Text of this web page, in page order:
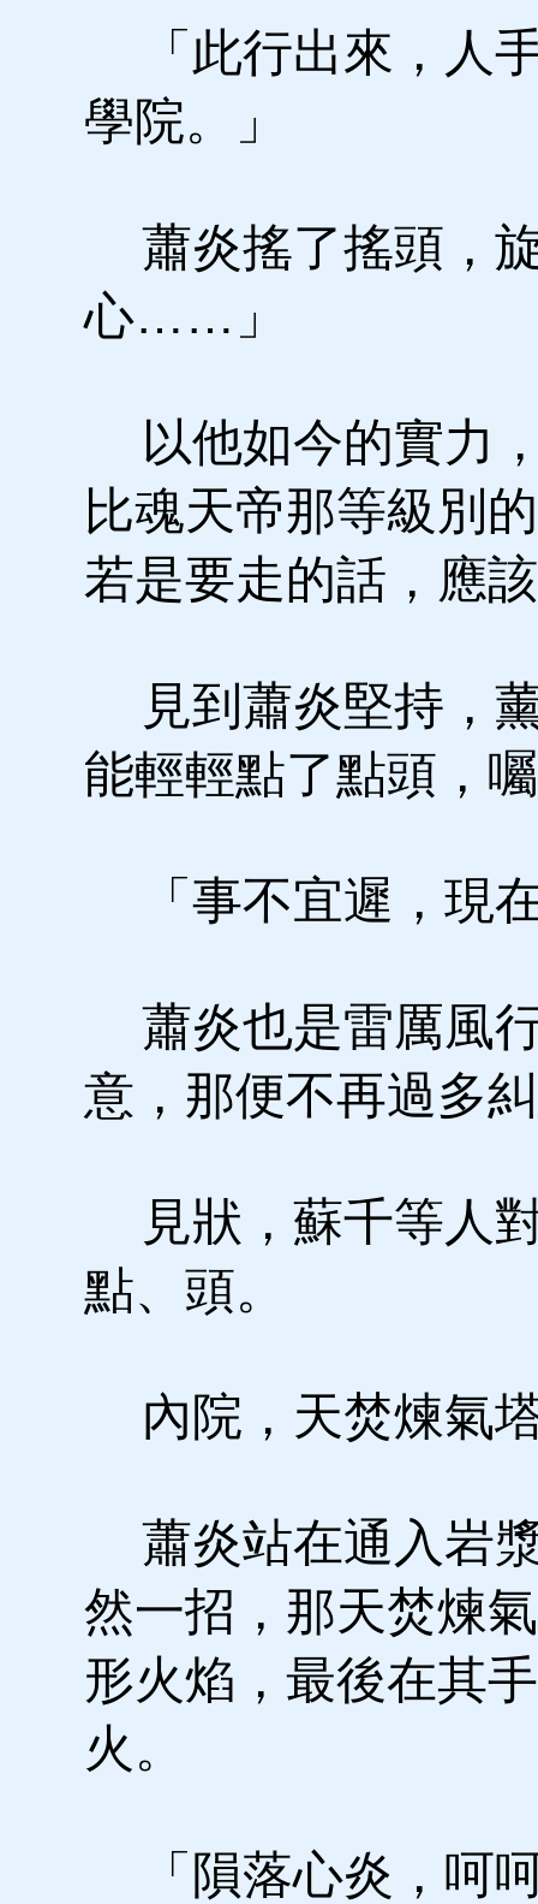
「此行出來，人
學院。」
蕭炎搖了搖頭，
心……」
以他如今的實力
比魂天帝那等級別
若是要走的話，應
見到蕭炎堅持，
能輕輕點了點頭，
「事不宜遲，現
蕭炎也是雷厲風
意，那便不再過多
見狀，蘇千等人
點、頭。
內院，天焚煉氣
蕭炎站在通入岩
然一招，那天焚煉
形火焰，最後在其
火。
「隕落心炎，呵